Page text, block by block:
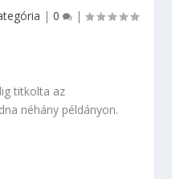
| 0 |
titkolta az
néhány példányon.